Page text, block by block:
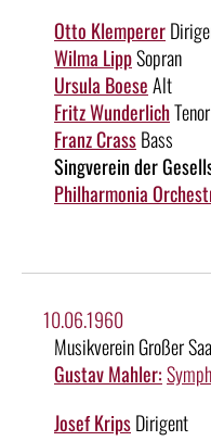
Otto Klemperer
Wilma LippSopran
Ursula BoeseAlt
Fritz WunderlichTenor
Franz CrassBass
Singverein der
Philharmonia
10.06.1960
Musikverein Großer
Gustav Mahler:
Josef KripsDirigent